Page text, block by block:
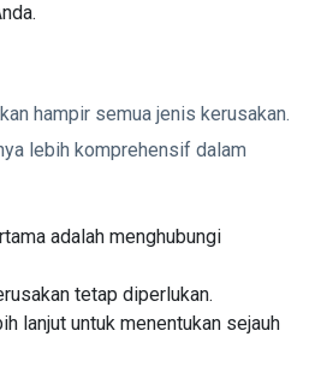
hampir semua jenis kerusakan.
lebih komprehensif dalam
adalah menghubungi
tetap diperlukan.
lanjut untuk menentukan sejauh